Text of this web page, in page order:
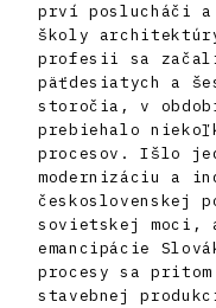
prví poslucháči a
školy
profesii sa začali
päťdesiatych a
storočia, v
prebiehalo
procesov. Išlo
modernizáciu a
československej
sovietskej moci,
emancipácie
procesy sa
stavebnej